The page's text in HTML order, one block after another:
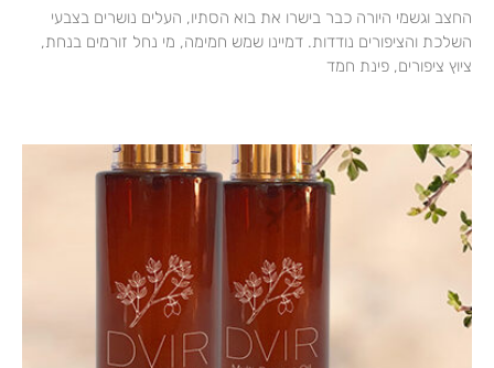
החצב וגשמי היורה כבר בישרו את בוא הסתיו, העלים נושרים בצבעי
השלכת והציפורים נודדות. דמיינו שמש חמימה, מי נחל זורמים בנחת,
ציוץ ציפורים, פינת חמד